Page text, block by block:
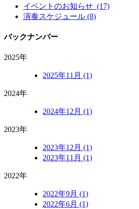
イベントのお知らせ (17)
演奏スケジュール (8)
バックナンバー
2025年
2025年11月 (1)
2024年
2024年12月 (1)
2023年
2023年12月 (1)
2023年11月 (1)
2022年
2022年9月 (1)
2022年6月 (1)